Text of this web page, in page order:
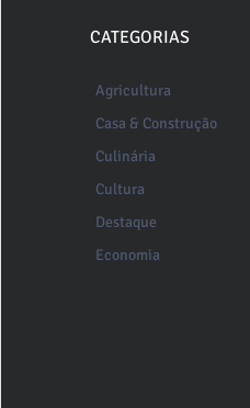
CATEGORIAS
Agricultura
Casa & Construção
Culinária
Cultura
Destaque
Economia